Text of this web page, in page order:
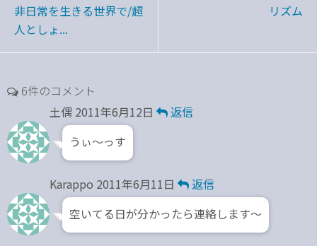
非日常を生きる世界で/超
人としょ...
リズム
6件のコメント
土偶 2011年6月12日
返信
うぃ～っす
Karappo 2011年6月11日
返信
空いてる日が分かったら連絡します～